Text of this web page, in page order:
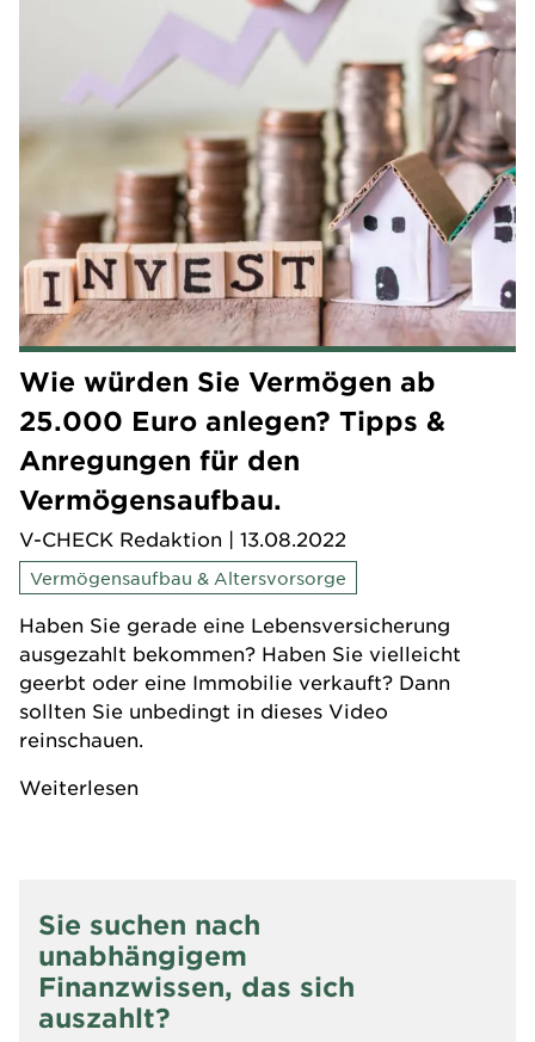
Wie würden Sie Vermögen ab
25.000 Euro anlegen? Tipps &
Anregungen für den
Vermögensaufbau.
V-CHECK Redaktion | 13.08.2022
Vermögensaufbau & Altersvorsorge
Haben Sie gerade eine Lebensversicherung
ausgezahlt bekommen? Haben Sie vielleicht
geerbt oder eine Immobilie verkauft? Dann
sollten Sie unbedingt in dieses Video
reinschauen.
Weiterlesen
Sie suchen nach
unabhängigem
Finanzwissen, das sich
auszahlt?